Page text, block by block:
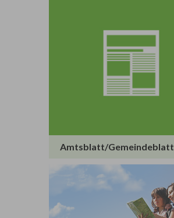
Amtsblatt/Gemeindeblatt